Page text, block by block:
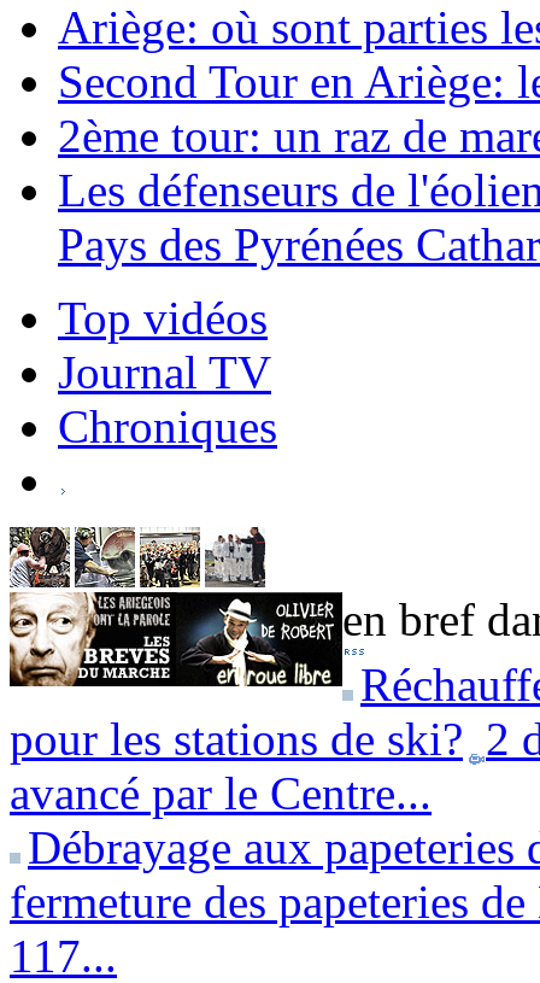
Ariège: où sont parties
Second Tour en Ariège:
2ème tour: un raz de
Les défenseurs de
Pays des Pyrénées
Top vidéos
Journal TV
Chroniques
en bref
pour les stations de ski? 2
avancé par le Centre...
Débrayage aux papeteries
fermeture des papeteries
117...